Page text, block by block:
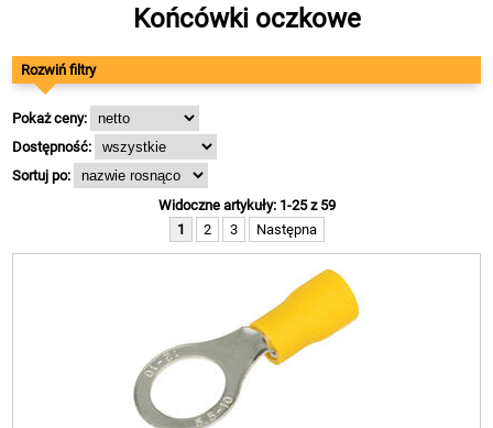
Końcówki oczkowe
Rozwiń filtry
Pokaż ceny:
Dostępność:
Sortuj po:
Widoczne artykuły: 1-25 z 59
1
2 3 Następna